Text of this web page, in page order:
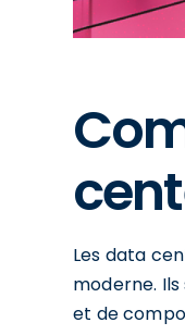
Les data
moderne.
et de